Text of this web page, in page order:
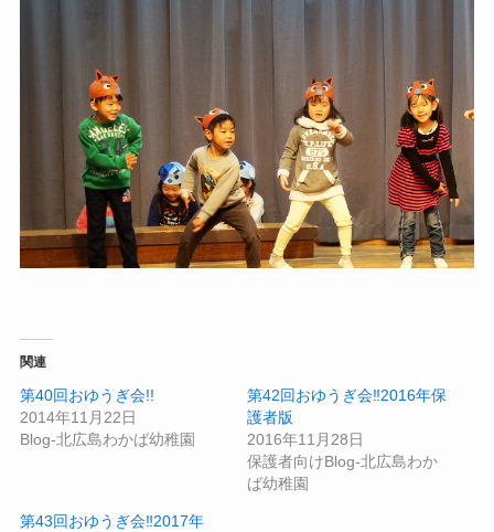
関連
第40回おゆうぎ会!!
2014年11月22日
Blog-北広島わかば幼稚園
第42回おゆうぎ会‼2016年保
護者版
2016年11月28日
保護者向けBlog-北広島わか
ば幼稚園
第43回おゆうぎ会‼2017年